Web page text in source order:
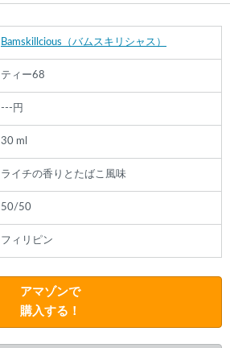
Bamskillcious（バムスキリシャス）
ティー68
---円
30 ml
ライチの香りとたばこ風味
50/50
フィリピン
アマゾンで
購入する！